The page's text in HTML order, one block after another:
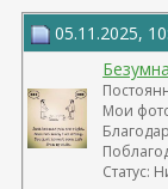
05.11.2025,
Мои
Статус: